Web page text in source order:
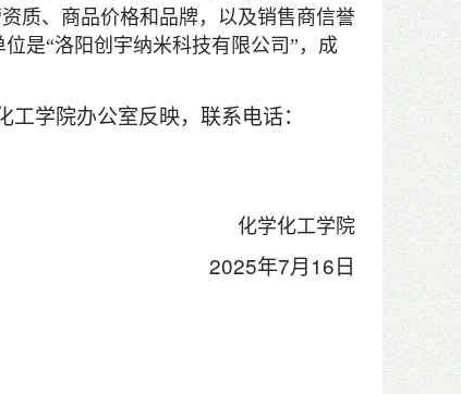
质、商品价格和品牌，以及销售商信誉
是“洛阳创宇纳米科技有限公司”，成
学院办公室反映，联系电话：
化学化工学院
2025年7月 16 日